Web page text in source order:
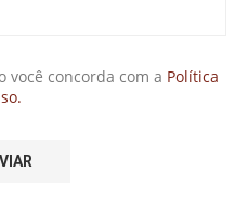
concorda com a Política